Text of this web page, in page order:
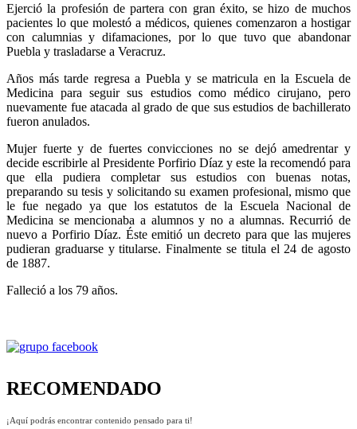
Ejerció la profesión de partera con gran éxito, se hizo de muchos
pacientes lo que molestó a médicos, quienes comenzaron a hostigar
con calumnias y difamaciones, por lo que tuvo que abandonar
Puebla y trasladarse a Veracruz.
Años más tarde regresa a Puebla y se matricula en la Escuela de
Medicina para seguir sus estudios como médico cirujano, pero
nuevamente fue atacada al grado de que sus estudios de bachillerato
fueron anulados.
Mujer fuerte y de fuertes convicciones no se dejó amedrentar y
decide escribirle al Presidente Porfirio Díaz y este la recomendó para
que ella pudiera completar sus estudios con buenas notas,
preparando su tesis y solicitando su examen profesional, mismo que
le fue negado ya que los estatutos de la Escuela Nacional de
Medicina se mencionaba a alumnos y no a alumnas. Recurrió de
nuevo a Porfirio Díaz. Éste emitió un decreto para que las mujeres
pudieran graduarse y titularse. Finalmente se titula el 24 de agosto
de 1887.
Falleció a los 79 años.
RECOMENDADO
¡Aquí podrás encontrar contenido pensado para ti!